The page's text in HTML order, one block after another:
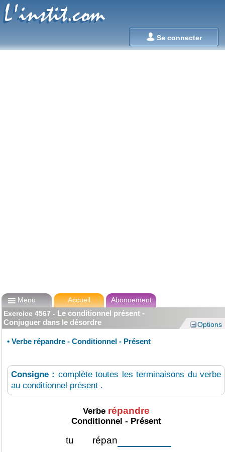
Se connecter
L'instit.com
L'instit.com
Menu Accueil
Abonnement
Exercice 4567 - Le conditionnel présent -
Conjuguer dans le désordre
Options
• Verbe répandre - Conditionnel - Présent
Consigne : complète toutes les terminaisons du verbe
au conditionnel présent .
Verbe répandre
Conditionnel - Présent
tu
répan